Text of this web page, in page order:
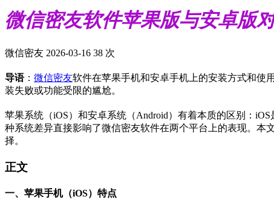
微信密友软件苹果版与安卓版
微信密友 2026-03-16 38 次
导语： 微信密友软件在苹果手机和安卓手机上的安装方式和使
装失败或功能受限的尴尬。
苹果系统（iOS）和安卓系统（Android）有着本质的区别：
种系统差异直接影响了微信密友软件在两个平台上的表现。
择。
正文
一、苹果手机（iOS）特点